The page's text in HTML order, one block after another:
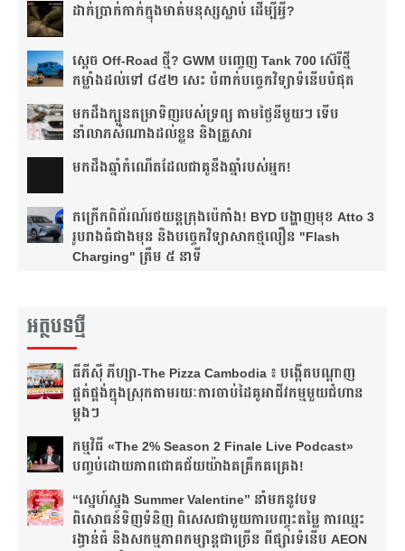
ដាក់​ប្រាក់​កាក់​ក្នុង​មាត់​មនុស្ស​ស្លាប់ ដើម្បី​អ្វី?
ស្តេច Off-Road ថ្មី? GWM បញ្ចេញ Tank 700 ស៊េរីថ្មី
កម្លាំងដល់ទៅ ៨៥២ សេះ បំពាក់បច្ចេកវិទ្យាទំនើបបំផុត
មកដឹងក្បួនតម្រាទិញរបស់ទ្រព្យ តាមថ្ងៃនីមួយៗ ទើប
នាំលាភសំណាងដល់ខ្លួន និងគ្រួសារ
មក​ដឹងឆ្នាំ​កំណើត​ដែល​ជា​គូ​នឹង​ឆ្នាំ​របស់​អ្នក!​
កក្រើកពិព័រណ៍រថយន្តក្រុងប៉េកាំង! BYD បង្ហាញមុខ Atto 3
រូបរាងធំជាងមុន និងបច្ចេកវិទ្យាសាកថ្មលឿន "Flash
Charging" ត្រឹម ៥ នាទី
អត្ថបទថ្មី
ធីភីស៊ី ភីហ្សា-The Pizza Cambodia ៖ បង្កើត​បណ្តាញ​
ផ្គត់ផ្គង់​ក្នុង​ស្រុក​តាមរយៈ​ការ​ចាប់​ដៃ​គូ​អាជីវកម្ម​មួយ​ជំហាន​
ម្តងៗ​
កម្មវិធី «The 2% Season 2 Finale Live Podcast»
បញ្ចប់ដោយភាពជោគជ័យយ៉ាងគគ្រឹកគគ្រេង!
“ស្នេហ៍ស្នង Summer Valentine” នាំមកនូវបទ
ពិសោធន៍ទិញទំនិញ ពិសេសជាមួយការបញ្ចុះតម្លៃ ការឈ្នះ
រង្វាន់ធំ និងសកម្មភាពកម្សាន្តជាច្រើន ពីផ្សារទំនើប AEON